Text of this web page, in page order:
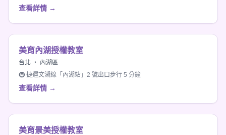
查看詳情 →
美育內湖授權教室
台北 ・ 內湖區
🚇 捷運文湖線「內湖站」2 號出口步行 5 分鐘
查看詳情 →
美育景美授權教室